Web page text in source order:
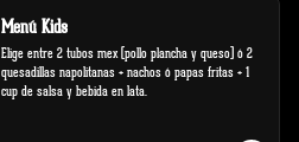
Menú Kids
Elige entre 2 tubos mex (pollo plancha y queso) ó 2
quesadillas napolitanas + nachos ó papas fritas + 1
cup de salsa y bebida en lata.